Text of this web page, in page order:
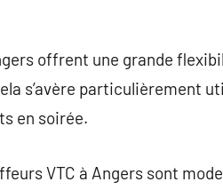
offrent une grande
s’avère particulièrement
en soirée.
VTC à Angers sont